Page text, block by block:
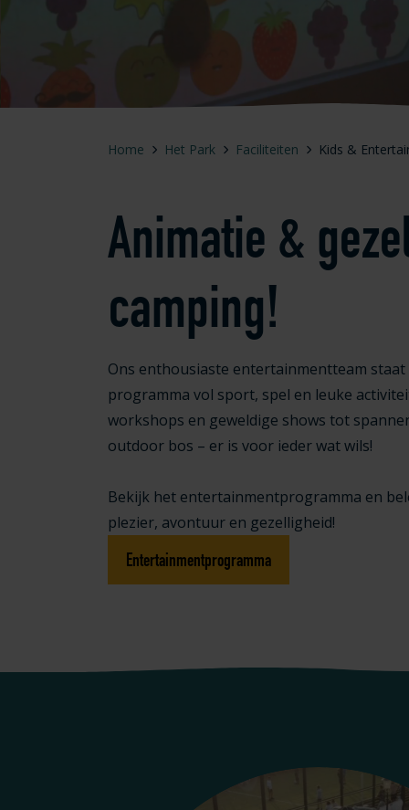
Home Het Park Faciliteiten Kids &
Animatie &
camping!
Ons enthousiaste entertainmentteam
programma vol sport, spel en leuke
workshops en geweldige shows tot
outdoor bos – er is voor ieder wat wils!
Bekijk het entertainmentprogramma en
plezier, avontuur en gezelligheid!
Entertainmentprogramma